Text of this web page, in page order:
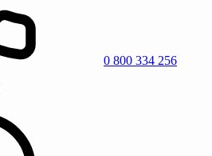
0 800 334 256